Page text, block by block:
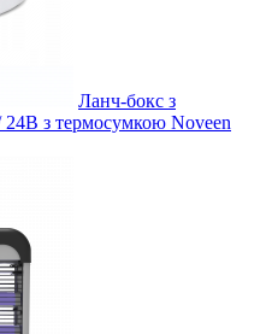
Ланч-бокс з
24В з термосумкою Noveen